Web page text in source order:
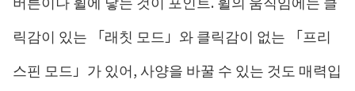
릭감이 있는 「래칫 모드」와 클릭감이 없는 「프리
스핀 모드」가 있어, 사양을 바꿀 수 있는 것도 매력입